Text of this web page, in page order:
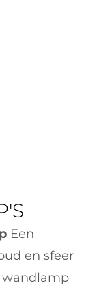
Een
en sfeer
wandlamp